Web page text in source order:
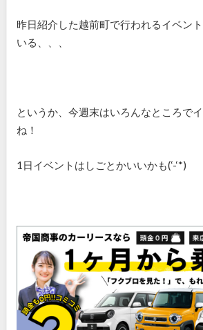
昨日紹介した越前町で行われるイベン
いる、、、
というか、今週末はいろんなところで
ね！
1日イベントはしごとかいいかも(‘-‘*)